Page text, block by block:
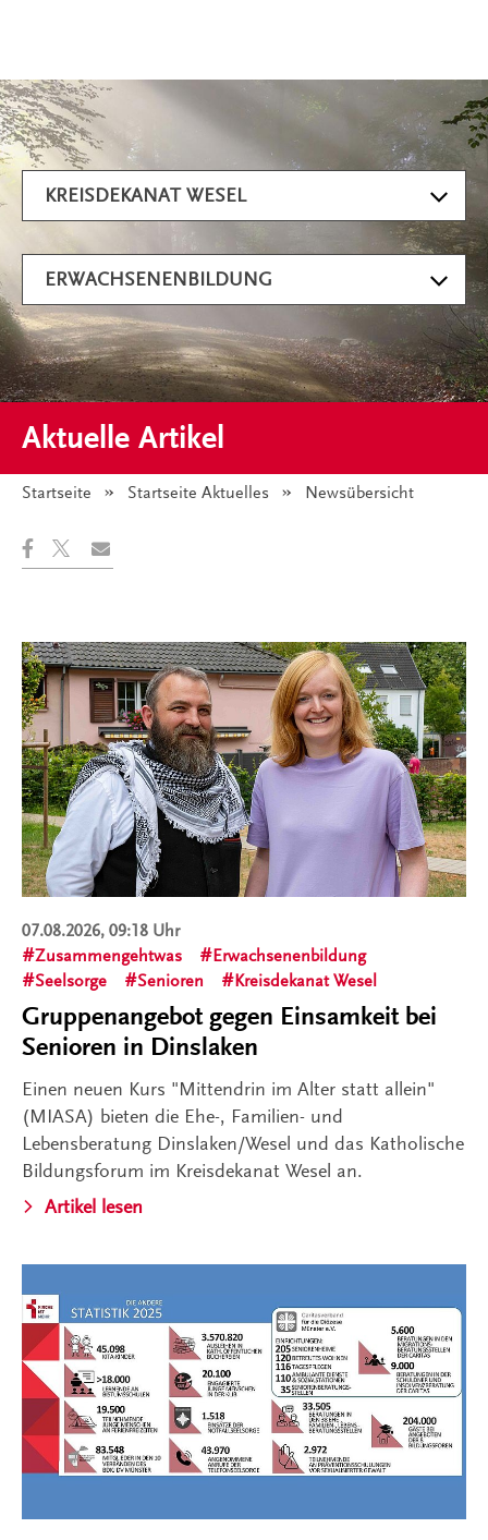
Aktuelle Artikel
Artikel filtern
KREISDEKANAT WESEL
ERWACHSENENBILDUNG
Startseite Startseite Aktuelles Angezeigt:
Newsübersicht
07.08.2026, 09:18 Uhr
Zusammengehtwas
Erwachsenenbildung
Seelsorge
Senioren Kreisdekanat Wesel
Gruppenangebot gegen Einsamkeit bei
Senioren in Dinslaken
Einen neuen Kurs "Mittendrin im Alter statt allein"
(MIASA) bieten die Ehe-, Familien- und
Lebensberatung Dinslaken/Wesel und das Katholische
Bildungsforum im Kreisdekanat Wesel an.
Artikel lesen